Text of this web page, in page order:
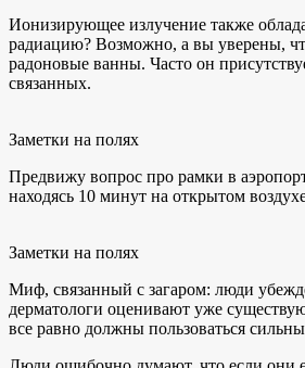
Ионизирующее излучение также
радиацию? Возможно, а вы уверены,
радоновые ванны. Часто он
связанных.
Заметки на полях
Предвижу вопрос про рамки в
находясь 10 минут на открытом
Заметки на полях
Миф, связанный с загаром: люди
дерматологи оценивают уже
все равно должны пользоваться